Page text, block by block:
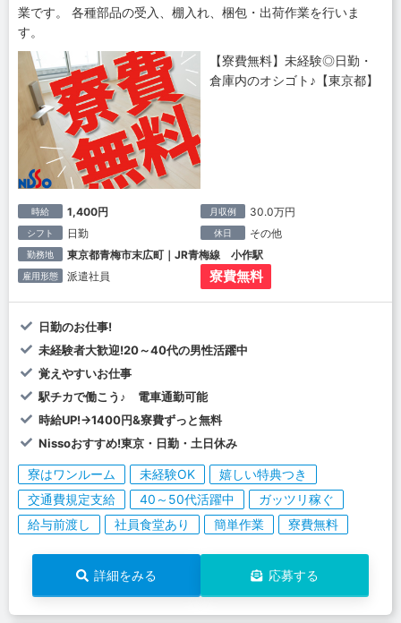
業です。 各種部品の受入、棚入れ、梱包・出荷作業を行いま
す。
【寮費無料】未経験◎日勤・
倉庫内のオシゴト♪【東京都】
時給 1,400円 月収例 30.0万円
シフト 日勤 休日 その他
勤務地 東京都青梅市末広町｜JR青梅線 小作駅
雇用形態 派遣社員 寮費無料
日勤のお仕事!
未経験者大歓迎!20～40代の男性活躍中
覚えやすいお仕事
駅チカで働こう♪ 電車通勤可能
時給UP!→1400円&寮費ずっと無料
Nissoおすすめ!東京・日勤・土日休み
寮はワンルーム 未経験OK
嬉しい特典つき
交通費規定支給
40～50代活躍中
ガッツリ稼ぐ
給与前渡し
社員食堂あり 簡単作業 寮費無料
詳細をみる 応募する